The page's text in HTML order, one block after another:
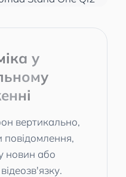
у
вертикально,
повідомлення,
новин або